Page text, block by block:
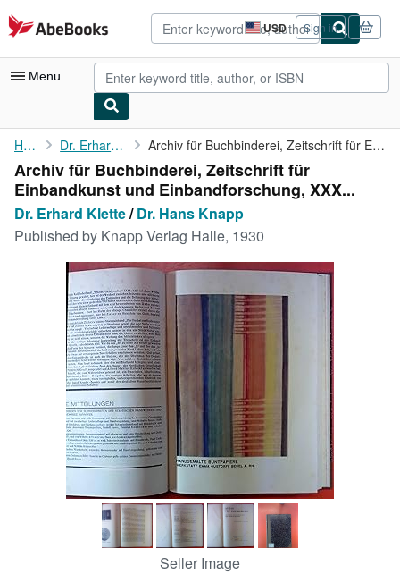
Skip to main content
AbeBooks.com USD
Site
shopping
preferences
Sign in
Menu
My Account
My Purchases
Advanced Search
Browse Collections
Rare Books
Art & Collectibles
Textbooks
Start Selling
CLOSE
Home Dr. Erhard Klette Archiv für Buchbinderei, Zeitschrift für Einbandkunst und ...
Archiv für Buchbinderei, Zeitschrift für
Einbandkunst und Einbandforschung, XXX...
Dr. Erhard Klette/Dr. Hans Knapp
Published by Knapp Verlag Halle, 1930
Seller Image